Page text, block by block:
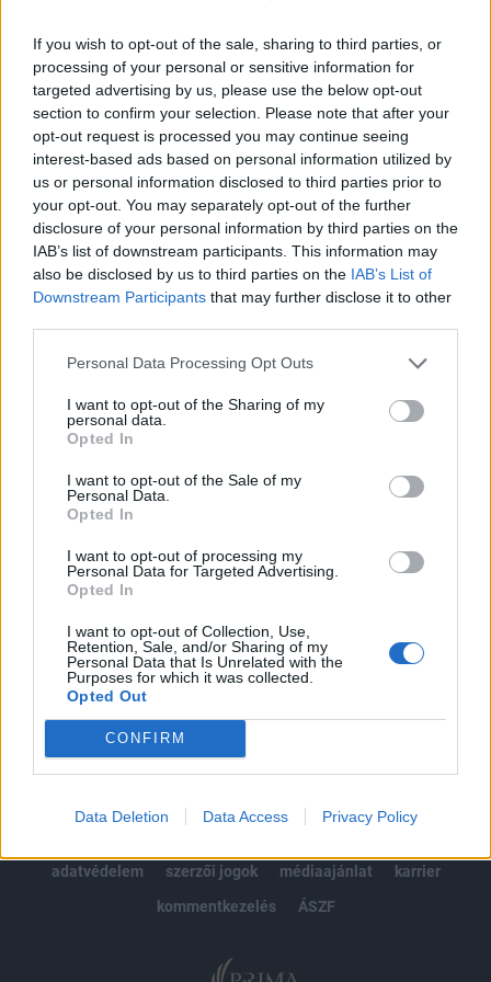
If you wish to opt-out of the sale, sharing to third parties, or
processing of your personal or sensitive information for
targeted advertising by us, please use the below opt-out
section to confirm your selection. Please note that after your
opt-out request is processed you may continue seeing
interest-based ads based on personal information utilized by
us or personal information disclosed to third parties prior to
your opt-out. You may separately opt-out of the further
disclosure of your personal information by third parties on the
IAB’s list of downstream participants. This information may
also be disclosed by us to third parties on the IAB’s List of
Downstream Participants that may further disclose it to other
Personal Data Processing Opt Outs
I want to opt-out of the Sharing of my
personal data.
Opted In
I want to opt-out of the Sale of my
Personal Data.
Opted In
I want to opt-out of processing my
Personal Data for Targeted Advertising.
Opted In
I want to opt-out of Collection, Use,
Retention, Sale, and/or Sharing of my
Personal Data that Is Unrelated with the
Purposes for which it was collected.
Opted Out
CONFIRM
Data Deletion Data Access Privacy Policy
A csütörtökön megjelent közös felhívást a Munkáspárt 62
alsóházi képviselője és a felső kamara, a Lordok Háza
Labour-frakciójának 11 tagja írta alá. A levélben, amelynek
címzettje Nick Thomas-Symonds, a brit kormány miniszteri
rangú EU-főtárgyalója, az aláírók azt javasolják, hogy a 30
év alatti brit és uniós állampolgárok "időtartamban és
létszámban korlátozott...
KEDVES OLVASÓNK!
regisztrációhoz kötött.
Az előfizetés a következőket tartalmazza:
Portfolio.hu teljes cikkarchívum
kötéslistái
Előfizetés
MÁR ELŐFIZETŐNK VAGY?BEJELENTKEZÉS
adatvédelem
szerzői jogok médiaajánlat
karrier
kommentkezelés
ÁSZF